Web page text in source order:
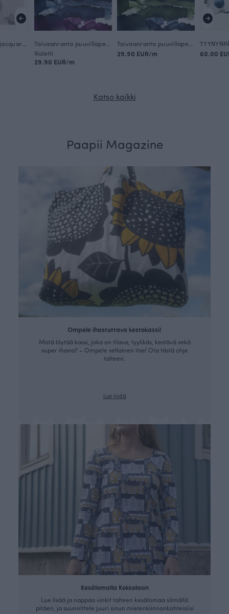
Violetti
29.90 EUR/m
29.90 EUR/m 60.00
Katso kaikki
Paapii Magazine
Ompele ihastuttava kestokassi!
Mistä löytää kassi, joka on tilava, tyylikäs, kestävä sekä
super ihana? – Ompele sellainen itse! Ota tästä ohje
talteen.
Lue lisää
Kesälomalla Kokkolaan
Lue lisää ja nappaa vinkit talteen kesälomaa silmällä
pitäen, ja suunnittele juuri sinun mielenkiinnonkohteisiisi